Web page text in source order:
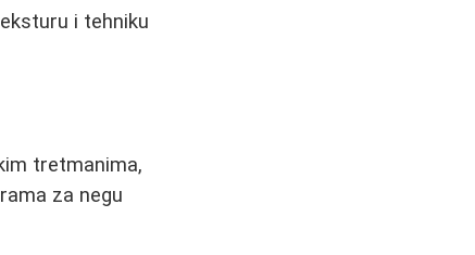
i tehniku
tretmanima,
za negu